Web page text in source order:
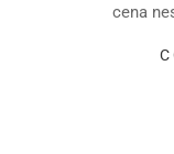
cena